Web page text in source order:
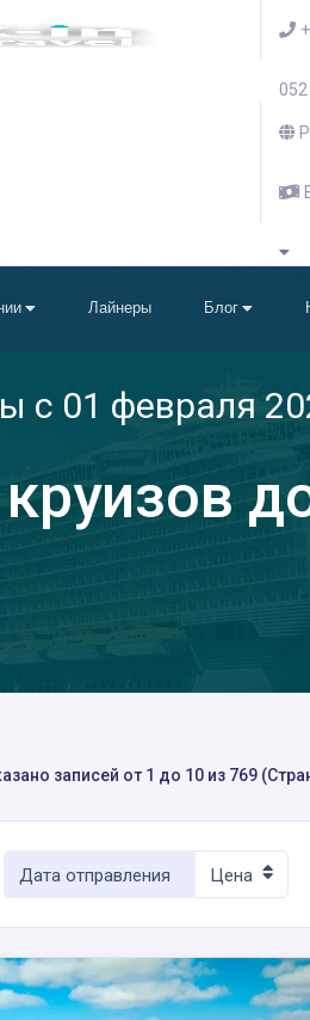
Лайнеры Блог
с 01 февраля
круизов
записей от 1 до 10 из 769
Дата отправления Цена